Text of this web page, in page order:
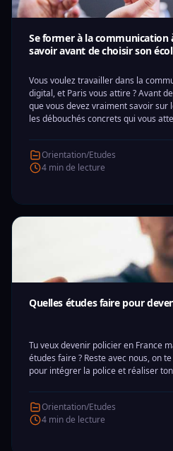
Se former à la communication
savoir avant de choisir son
Vous voulez travailler dans la
digital, et Paris vous attire ? Avant
que vous devez vraiment savoir
les débouchés concrets qui vous
Orientation/Etudes
4 min de lecture
Quelles études faire pour
Tu veux devenir policier en France
études faire ? Reste avec nous, on
pour intégrer la police et réaliser
Orientation/Etudes
4 min de lecture